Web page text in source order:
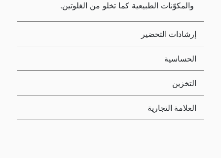
والمكوّنات الطبيعية كما تخلو من الغلوتين.
إرشادات التحضير
الحساسية
التخزين
العلامة التجارية